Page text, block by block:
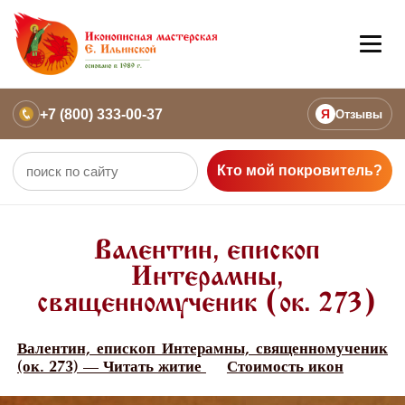
+7 (800) 333-00-37 Я Отзывы
Кто мой покровитель?
Валентин, епископ
Интерамны,
священномученик (ок. 273)
Валентин, епископ Интерамны, священномученик
(ок. 273) — Читать житие
Стоимость икон